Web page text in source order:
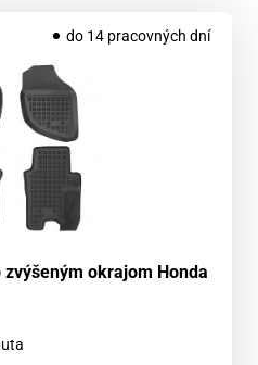
do 14 pracovných dní
okrajom Honda